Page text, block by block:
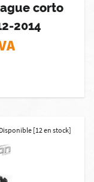
corto
2014
Disponible [12 en stock]